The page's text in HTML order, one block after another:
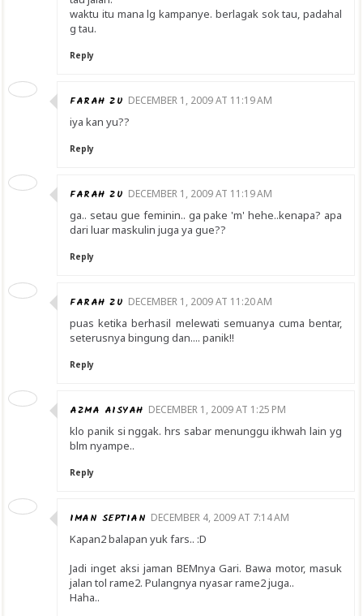
waktu itu mana lg kampanye. berlagak sok tau, padahal
g tau.
Reply
FARAH ZU DECEMBER 1, 2009 AT 11:19 AM
iya kan yu??
Reply
FARAH ZU DECEMBER 1, 2009 AT 11:19 AM
ga.. setau gue feminin.. ga pake 'm' hehe..kenapa? apa
dari luar maskulin juga ya gue??
Reply
FARAH ZU DECEMBER 1, 2009 AT 11:20 AM
puas ketika berhasil melewati semuanya cuma bentar,
seterusnya bingung dan.... panik!!
Reply
AZMA AISYAH DECEMBER 1, 2009 AT 1:25 PM
klo panik si nggak. hrs sabar menunggu ikhwah lain yg
blm nyampe..
Reply
IMAN SEPTIAN DECEMBER 4, 2009 AT 7:14 AM
Kapan2 balapan yuk fars.. :D
Jadi inget aksi jaman BEMnya Gari. Bawa motor, masuk
jalan tol rame2. Pulangnya nyasar rame2 juga..
Haha..